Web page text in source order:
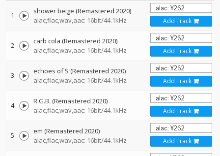
1
shower beige (Remastered 2020)
alac,flac,wav,aac: 16bit/44.1kHz
Add Track
2
carb cola (Remastered 2020)
alac,flac,wav,aac: 16bit/44.1kHz
Add Track
3
echoes of S (Remastered 2020)
alac,flac,wav,aac: 16bit/44.1kHz
Add Track
4
R.G.B. (Remastered 2020)
alac,flac,wav,aac: 16bit/44.1kHz
Add Track
5
em (Remastered 2020)
alac,flac,wav,aac: 16bit/44.1kHz
Add Track